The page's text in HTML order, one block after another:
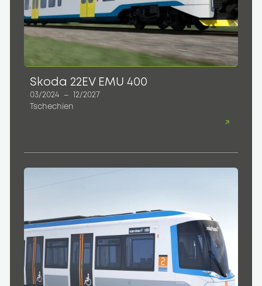
Skoda 22EV EMU 400
03/2024 –
12/2027
Tschechien